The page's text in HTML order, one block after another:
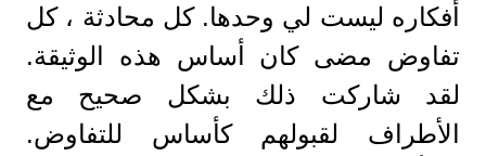
أفكاره ليست لي وحدها. كل محادثة ، كل
تفاوض مضى كان أساس هذه الوثيقة.
لقد شاركت ذلك بشكل صحيح مع
الأطراف لقبولهم كأساس للتفاوض.